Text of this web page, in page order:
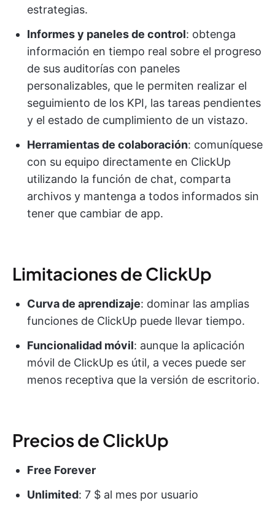
estrategias.
Informes y paneles de control: obtenga
información en tiempo real sobre el progreso
de sus auditorías con paneles
personalizables, que le permiten realizar el
seguimiento de los KPI, las tareas pendientes
y el estado de cumplimiento de un vistazo.
Herramientas de colaboración: comuníquese
con su equipo directamente en ClickUp
utilizando la función de chat, comparta
archivos y mantenga a todos informados sin
tener que cambiar de app.
Limitaciones de ClickUp
Curva de aprendizaje: dominar las amplias
funciones de ClickUp puede llevar tiempo.
Funcionalidad móvil: aunque la aplicación
móvil de ClickUp es útil, a veces puede ser
menos receptiva que la versión de escritorio.
Precios de ClickUp
Free Forever
Unlimited: 7 $ al mes por usuario